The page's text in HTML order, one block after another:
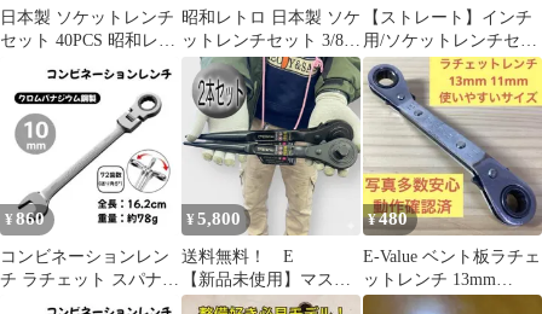
日本製 ソケットレンチ
セット 40PCS 昭和レト
昭和レトロ 日本製 ソケ
ットレンチセット 3/8イ
ンチ ケース入り
【ストレート】インチ
用/ソケットレンチセッ
ト
¥ 860
コンビネーションレン
チ ラチェット スパナ
メガネレンチ 車整備
¥5,800
送料無料！ E
【新品未使用】マスト
ツール 多機能シノ付ラ
¥480
E-Value ベント板ラチェ
ットレンチ 13mm
11mm 藤原産業 動作確